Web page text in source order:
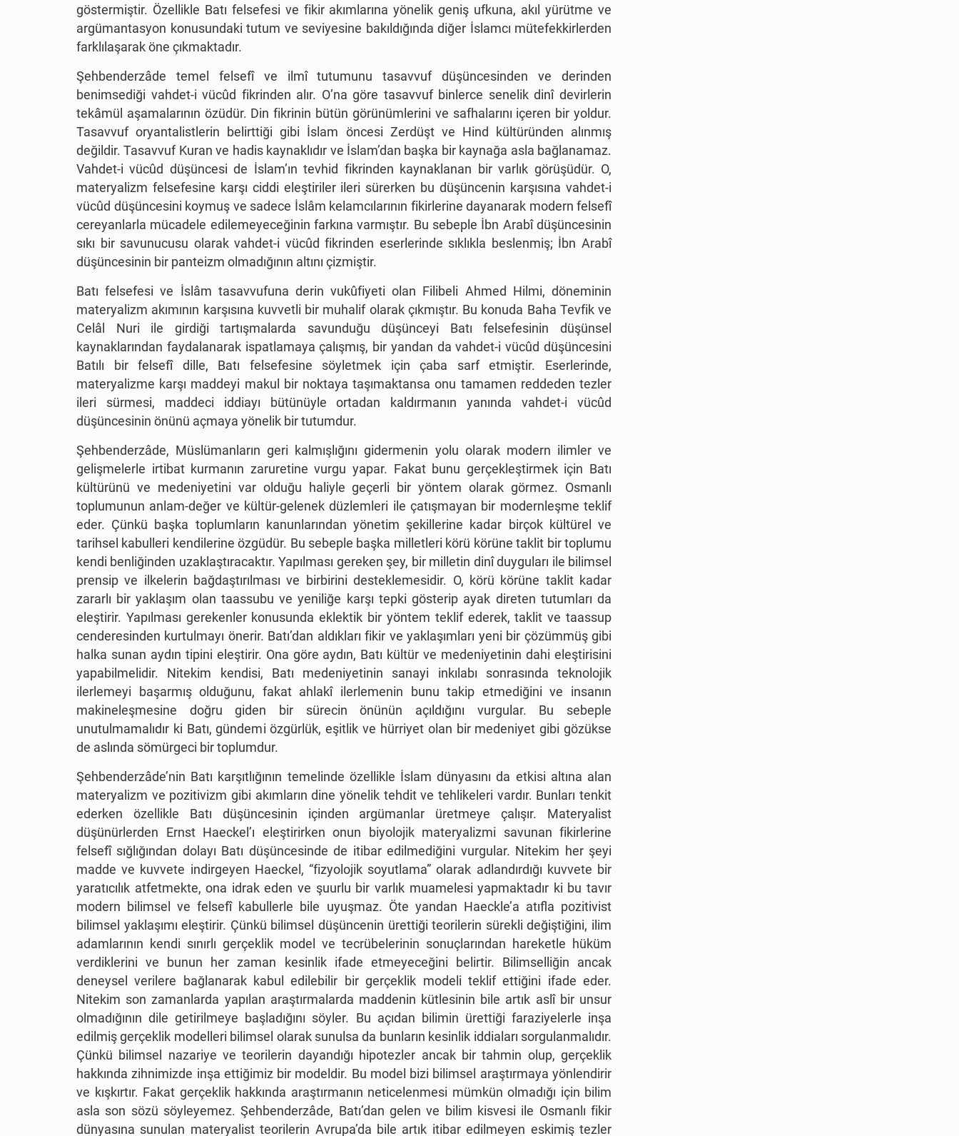
göstermiştir. Özellikle Batı felsefesi ve fikir akımlarına yönelik geniş ufkuna, akıl yürütme ve
argümantasyon konusundaki tutum ve seviyesine bakıldığında diğer İslamcı mütefekkirlerden
farklılaşarak öne çıkmaktadır.
Şehbenderzâde temel felsefî ve ilmî tutumunu tasavvuf düşüncesinden ve derinden
benimsediği vahdet-i vücûd fikrinden alır. O’na göre tasavvuf binlerce senelik dinî devirlerin
tekâmül aşamalarının özüdür. Din fikrinin bütün görünümlerini ve safhalarını içeren bir yoldur.
Tasavvuf oryantalistlerin belirttiği gibi İslam öncesi Zerdüşt ve Hind kültüründen alınmış
değildir. Tasavvuf Kuran ve hadis kaynaklıdır ve İslam’dan başka bir kaynağa asla bağlanamaz.
Vahdet-i vücûd düşüncesi de İslam’ın tevhid fikrinden kaynaklanan bir varlık görüşüdür. O,
materyalizm felsefesine karşı ciddi eleştiriler ileri sürerken bu düşüncenin karşısına vahdet-i
vücûd düşüncesini koymuş ve sadece İslâm kelamcılarının fikirlerine dayanarak modern felsefî
cereyanlarla mücadele edilemeyeceğinin farkına varmıştır. Bu sebeple İbn Arabî düşüncesinin
sıkı bir savunucusu olarak vahdet-i vücûd fikrinden eserlerinde sıklıkla beslenmiş; İbn Arabî
düşüncesinin bir panteizm olmadığının altını çizmiştir.
Batı felsefesi ve İslâm tasavvufuna derin vukûfiyeti olan Filibeli Ahmed Hilmi, döneminin
materyalizm akımının karşısına kuvvetli bir muhalif olarak çıkmıştır. Bu konuda Baha Tevfik ve
Celâl Nuri ile girdiği tartışmalarda savunduğu düşünceyi Batı felsefesinin düşünsel
kaynaklarından faydalanarak ispatlamaya çalışmış, bir yandan da vahdet-i vücûd düşüncesini
Batılı bir felsefî dille, Batı felsefesine söyletmek için çaba sarf etmiştir. Eserlerinde,
materyalizme karşı maddeyi makul bir noktaya taşımaktansa onu tamamen reddeden tezler
ileri sürmesi, maddeci iddiayı bütünüyle ortadan kaldırmanın yanında vahdet-i vücûd
düşüncesinin önünü açmaya yönelik bir tutumdur.
Şehbenderzâde, Müslümanların geri kalmışlığını gidermenin yolu olarak modern ilimler ve
gelişmelerle irtibat kurmanın zaruretine vurgu yapar. Fakat bunu gerçekleştirmek için Batı
kültürünü ve medeniyetini var olduğu haliyle geçerli bir yöntem olarak görmez. Osmanlı
toplumunun anlam-değer ve kültür-gelenek düzlemleri ile çatışmayan bir modernleşme teklif
eder. Çünkü başka toplumların kanunlarından yönetim şekillerine kadar birçok kültürel ve
tarihsel kabulleri kendilerine özgüdür. Bu sebeple başka milletleri körü körüne taklit bir toplumu
kendi benliğinden uzaklaştıracaktır. Yapılması gereken şey, bir milletin dinî duyguları ile bilimsel
prensip ve ilkelerin bağdaştırılması ve birbirini desteklemesidir. O, körü körüne taklit kadar
zararlı bir yaklaşım olan taassubu ve yeniliğe karşı tepki gösterip ayak direten tutumları da
eleştirir. Yapılması gerekenler konusunda eklektik bir yöntem teklif ederek, taklit ve taassup
cenderesinden kurtulmayı önerir. Batı’dan aldıkları fikir ve yaklaşımları yeni bir çözümmüş gibi
halka sunan aydın tipini eleştirir. Ona göre aydın, Batı kültür ve medeniyetinin dahi eleştirisini
yapabilmelidir. Nitekim kendisi, Batı medeniyetinin sanayi inkılabı sonrasında teknolojik
ilerlemeyi başarmış olduğunu, fakat ahlakî ilerlemenin bunu takip etmediğini ve insanın
makineleşmesine doğru giden bir sürecin önünün açıldığını vurgular. Bu sebeple
unutulmamalıdır ki Batı, gündemi özgürlük, eşitlik ve hürriyet olan bir medeniyet gibi gözükse
de aslında sömürgeci bir toplumdur.
Şehbenderzâde’nin Batı karşıtlığının temelinde özellikle İslam dünyasını da etkisi altına alan
materyalizm ve pozitivizm gibi akımların dine yönelik tehdit ve tehlikeleri vardır. Bunları tenkit
ederken özellikle Batı düşüncesinin içinden argümanlar üretmeye çalışır. Materyalist
düşünürlerden Ernst Haeckel’ı eleştirirken onun biyolojik materyalizmi savunan fikirlerine
felsefî sığlığından dolayı Batı düşüncesinde de itibar edilmediğini vurgular. Nitekim her şeyi
madde ve kuvvete indirgeyen Haeckel, “fizyolojik soyutlama” olarak adlandırdığı kuvvete bir
yaratıcılık atfetmekte, ona idrak eden ve şuurlu bir varlık muamelesi yapmaktadır ki bu tavır
modern bilimsel ve felsefî kabullerle bile uyuşmaz. Öte yandan Haeckle’a atıfla pozitivist
bilimsel yaklaşımı eleştirir. Çünkü bilimsel düşüncenin ürettiği teorilerin sürekli değiştiğini, ilim
adamlarının kendi sınırlı gerçeklik model ve tecrübelerinin sonuçlarından hareketle hüküm
verdiklerini ve bunun her zaman kesinlik ifade etmeyeceğini belirtir. Bilimselliğin ancak
deneysel verilere bağlanarak kabul edilebilir bir gerçeklik modeli teklif ettiğini ifade eder.
Nitekim son zamanlarda yapılan araştırmalarda maddenin kütlesinin bile artık aslî bir unsur
olmadığının dile getirilmeye başladığını söyler. Bu açıdan bilimin ürettiği faraziyelerle inşa
edilmiş gerçeklik modelleri bilimsel olarak sunulsa da bunların kesinlik iddiaları sorgulanmalıdır.
Çünkü bilimsel nazariye ve teorilerin dayandığı hipotezler ancak bir tahmin olup, gerçeklik
hakkında zihnimizde inşa ettiğimiz bir modeldir. Bu model bizi bilimsel araştırmaya yönlendirir
ve kışkırtır. Fakat gerçeklik hakkında araştırmanın neticelenmesi mümkün olmadığı için bilim
asla son sözü söyleyemez. Şehbenderzâde, Batı’dan gelen ve bilim kisvesi ile Osmanlı fikir
dünyasına sunulan materyalist teorilerin Avrupa’da bile artık itibar edilmeyen eskimiş tezler